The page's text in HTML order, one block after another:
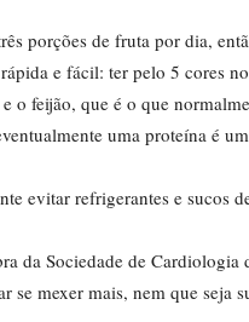
porções de fruta por dia,
e fácil: ter pelo 5 cores
o feijão, que é o que
uma proteína é
evitar refrigerantes e sucos
da Sociedade de
se mexer mais, nem que seja